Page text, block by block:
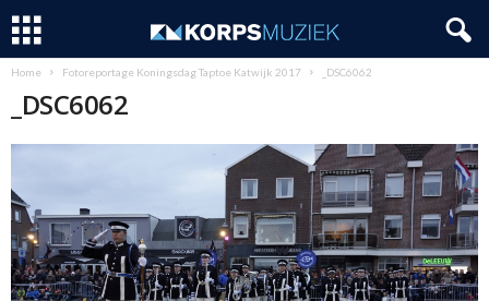
Home Fotoreportage Koningsdag Taptoe Katwijk 2017 _DSC6062
_DSC6062